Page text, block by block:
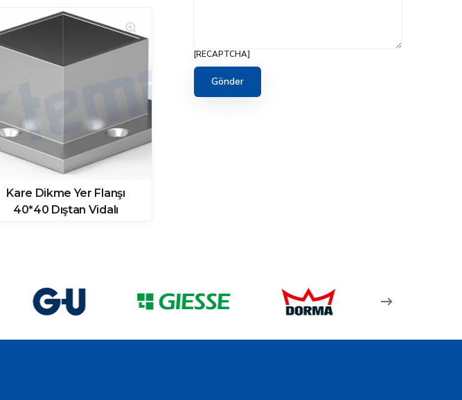
Kare Dikme Yer Flanşı
40*40 Dıştan Vidalı
[RECAPTCHA]